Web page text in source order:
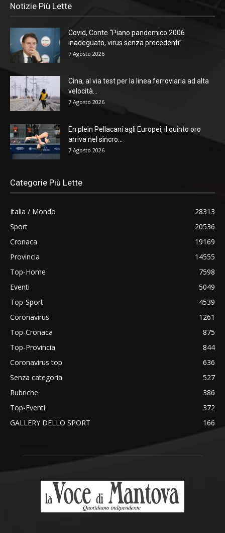
Notizie Più Lette
Covid, Conte “Piano pandemico 2006
inadeguato, virus senza precedenti”
7 Agosto 2026
Cina, al via test per la linea ferroviaria ad alta
velocità...
7 Agosto 2026
En plein Pellacani agli Europei, il quinto oro
arriva nel sincro...
7 Agosto 2026
Categorie Più Lette
Italia / Mondo
28313
Sport
20536
Cronaca
19169
Provincia
14555
Top-Home
7598
Eventi
5049
Top-Sport
4539
Coronavirus
1261
Top-Cronaca
875
Top-Provincia
844
Coronavirus top
636
Senza categoria
527
Rubriche
386
Top-Eventi
372
GALLERY DELLO SPORT
166